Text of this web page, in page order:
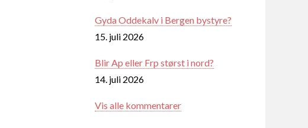
Gyda Oddekalv i Bergen bystyre?
15. juli 2026
Blir Ap eller Frp størst i nord?
14. juli 2026
Vis alle kommentarer